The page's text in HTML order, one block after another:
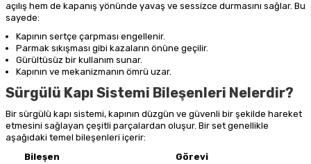
açılış hem de kapanış yönünde yavaş ve sessizce durmasını sağlar. Bu
sayede:
Kapının sertçe çarpması engellenir.
Parmak sıkışması gibi kazaların önüne geçilir.
Gürültüsüz bir kullanım sunar.
Kapının ve mekanizmanın ömrü uzar.
Sürgülü Kapı Sistemi Bileşenleri Nelerdir?
Bir sürgülü kapı sistemi, kapının düzgün ve güvenli bir şekilde hareket
etmesini sağlayan çeşitli parçalardan oluşur. Bir set genellikle
aşağıdaki temel bileşenleri içerir:
Bileşen
Görevi